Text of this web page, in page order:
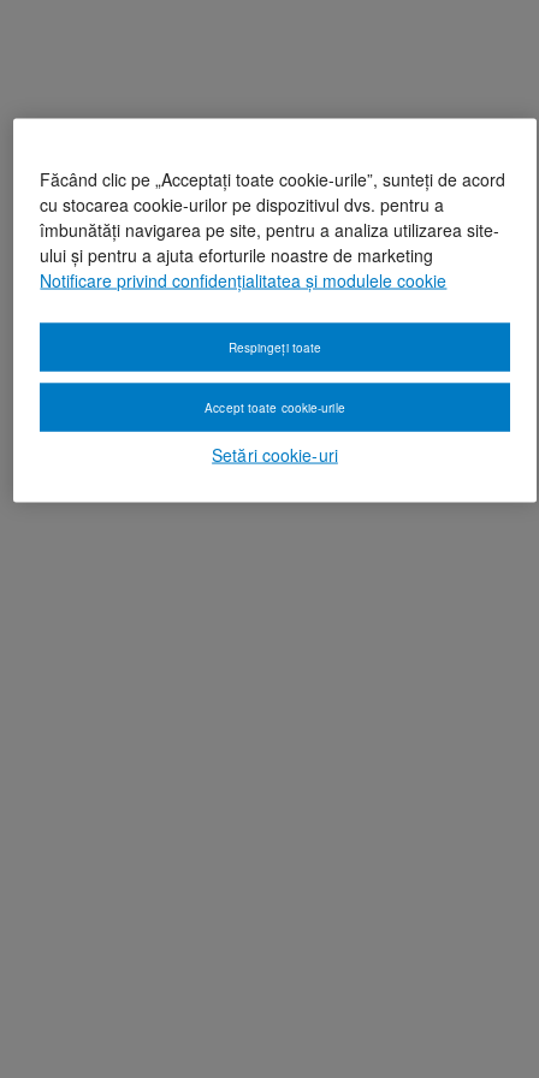
Făcând clic pe „Acceptați toate cookie-urile”, sunteți de acord
cu stocarea cookie-urilor pe dispozitivul dvs. pentru a
îmbunătăți navigarea pe site, pentru a analiza utilizarea site-
ului și pentru a ajuta eforturile noastre de marketing
Notificare privind confidențialitatea și modulele cookie
Setări cookie-uri
Respingeți toate
Accept toate cookie-urile